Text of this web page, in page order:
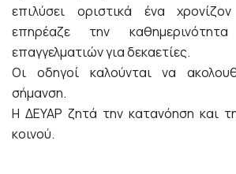
επιλύσει οριστικά ένα
επηρέαζε την
επαγγελματιών για δεκαετίες.
Οι οδηγοί καλούνται να
σήμανση.
Η ΔΕΥΑΡ ζητά την κατανόηση και
κοινού.